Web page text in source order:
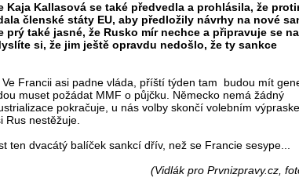
Kaja Kallasová se také předvedla a prohlásila, že
členské státy EU, aby předložily návrhy na nové
prý také jasné, že Rusko mír nechce a připravuje se
si, že jim ještě opravdu nedošlo, že ty sankce
Francii asi padne vláda, příští týden tam budou mít
muset požádat MMF o půjčku. Německo nemá žádný
pokračuje, u nás volby skončí volebním
Rus nestěžuje.
ten dvacátý balíček sankcí dřív, než se Francie sesype...
(Vidlák pro Prvnizpravy.cz,